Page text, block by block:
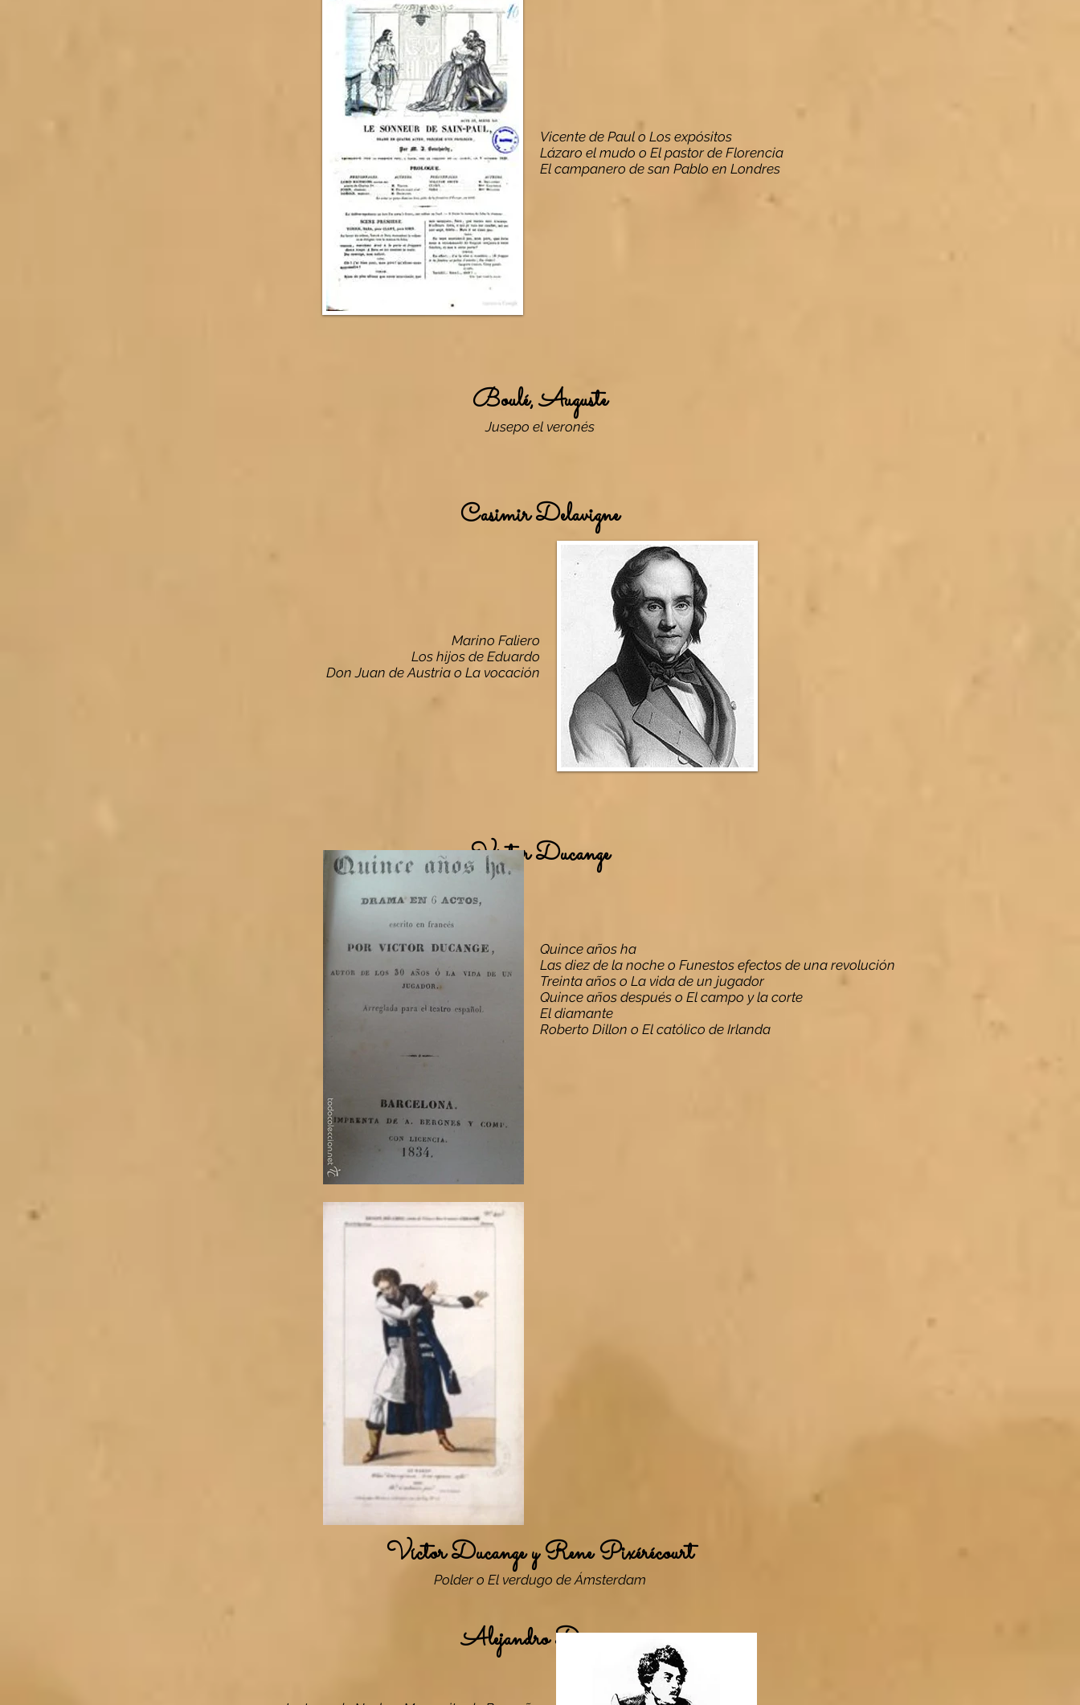
Vicente de Paul o Los expósitos
Lázaro el mudo o El pastor de Florencia
El campanero de san Pablo en Londres
Boulé, Auguste
Jusepo el veronés
Casimir Delavigne
Marino Faliero
Los hijos de Eduardo
Don Juan de Austria o La vocación
Víctor Ducange
Quince años ha
Las diez de la noche o Funestos efectos de una revolución
Treinta años o La vida de un jugador
Quince años después o El campo y la corte
El diamante
Roberto Dillon o El católico de Irlanda
Víctor Ducange y Rene Pixérécourt
Polder o El verdugo de Ámsterdam
Alejandro Dumas